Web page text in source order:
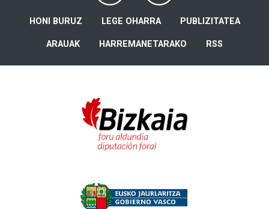
HONI BURUZ LEGE OHARRA PUBLIZITATEA
ARAUAK HARREMANETARAKO RSS